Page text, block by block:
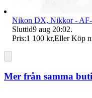
Nikon DX, Nikkor - AF-
Sluttid9 aug 20:02.
Pris:1 100 kr,Eller Köp
Mer från samma